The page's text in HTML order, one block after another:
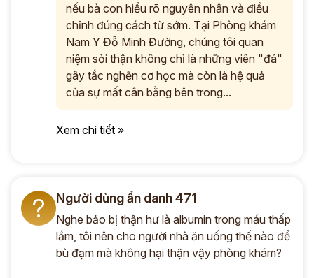
nếu bà con hiểu rõ nguyên nhân và điều
chỉnh đúng cách từ sớm. Tại Phòng khám
Nam Y Đỗ Minh Đường, chúng tôi quan
niệm sỏi thận không chỉ là những viên "đá"
gây tắc nghẽn cơ học mà còn là hệ quả
của sự mất cân bằng bên trong...
Xem chi tiết »
? Người dùng ẩn danh 471
Nghe bảo bị thận hư là albumin trong máu thấp
lắm, tôi nên cho người nhà ăn uống thế nào để
bù đạm mà không hại thận vậy phòng khám?